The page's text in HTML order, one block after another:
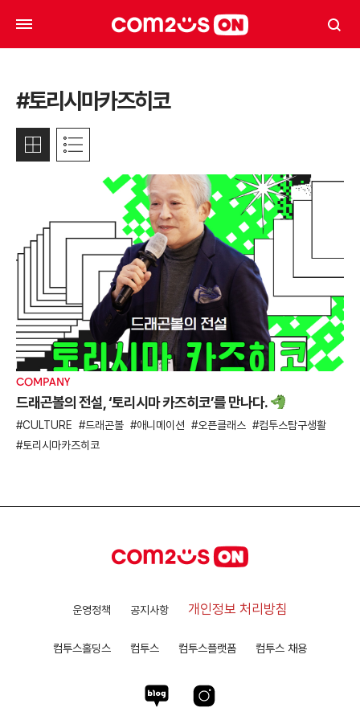
#토리시마카즈히코
COMPANY
드래곤볼의 전설, ‘토리시마 카즈히코’를 만나다.
CULTURE 드래곤볼 애니메이션 오픈클래스
컴투스탐구생활
토리시마카즈히코
운영정책 공지사항 개인정보 처리방침
컴투스홀딩스 컴투스 컴투스플랫폼 컴투스 채용